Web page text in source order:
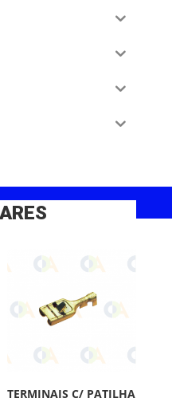
TERMINAIS C/ PATILHA